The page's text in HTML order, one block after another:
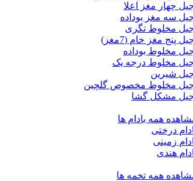
چهار مغز اعلا
سه مغز بوداده
مخلوط تگری
پنج مغز خام (7مغز)
مخلوط بوداده
مخلوط درجه یک
شیرین
مخلوط مخصوص گلچین
مشکل گشا
همه بادام ها
درختی
زمینی
هندی
همه تخمه ها